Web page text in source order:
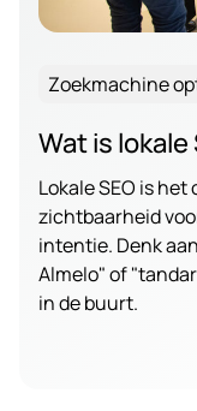
Zoekmachine
Wat is lokale
Lokale SEO is
zichtbaarheid
intentie. Denk
Almelo" of
in de buurt.